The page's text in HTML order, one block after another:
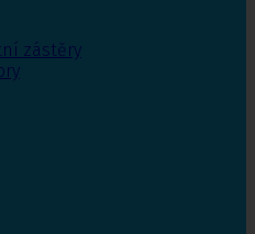
zástěry